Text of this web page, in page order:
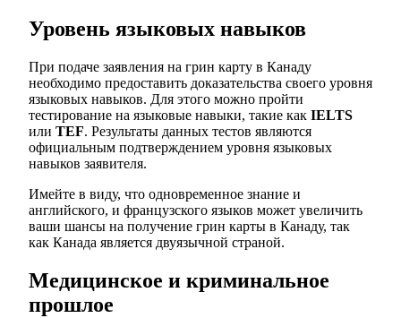
Уровень языковых навыков
При подаче заявления на грин карту в Канаду
необходимо предоставить доказательства своего уровня
языковых навыков. Для этого можно пройти
тестирование на языковые навыки, такие как IELTS
или TEF. Результаты данных тестов являются
официальным подтверждением уровня языковых
навыков заявителя.
Имейте в виду, что одновременное знание и
английского, и французского языков может увеличить
ваши шансы на получение грин карты в Канаду, так
как Канада является двуязычной страной.
Медицинское и криминальное
прошлое